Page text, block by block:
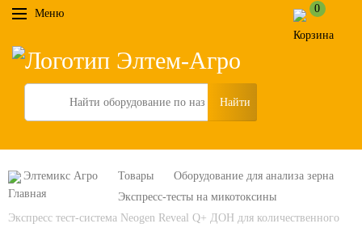
Меню 0
Search
Элтемикс Агро Товары
Оборудование для анализа зерна
Экспресс-тесты на микотоксины
Экспресс тест-система Neogen Reveal Q+ ДОН для количественного